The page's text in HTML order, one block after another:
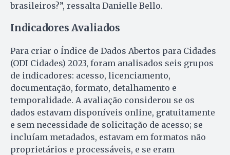
brasileiros?”, ressalta Danielle Bello.
Indicadores Avaliados
Para criar o Índice de Dados Abertos para Cidades
(ODI Cidades) 2023, foram analisados seis grupos
de indicadores: acesso, licenciamento,
documentação, formato, detalhamento e
temporalidade. A avaliação considerou se os
dados estavam disponíveis online, gratuitamente
e sem necessidade de solicitação de acesso; se
incluíam metadados, estavam em formatos não
proprietários e processáveis, e se eram